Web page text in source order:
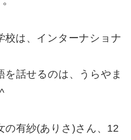
校は、インターナショナ
を話せるのは、うらやま
の有紗(ありさ)さん、12